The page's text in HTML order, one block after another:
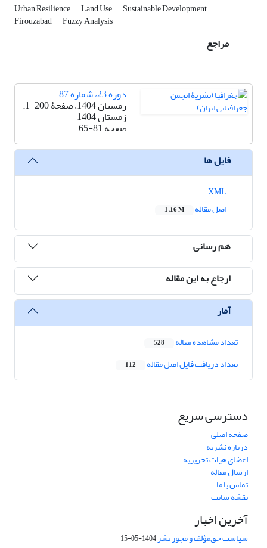
Urban Resilience Land Use Sustainable Development
Firouzabad Fuzzy Analysis
مراجع
دوره 23، شماره 87
زمستان 1404، صفحۀ 200-1.
زمستان 1404
صفحه65-81
فایل ها
اصل مقاله
1.16 M
هم رسانی
ارجاع به این مقاله
آمار
تعداد مشاهده مقاله 528
تعداد دریافت فایل اصل مقاله 112
دسترسی سریع
صفحه اصلی
درباره نشریه
اعضای هیات تحریریه
ارسال مقاله
تماس با ما
نقشه سایت
آخرین اخبار
سیاست حق‌مؤلف و مجوز نشر1404-05-15